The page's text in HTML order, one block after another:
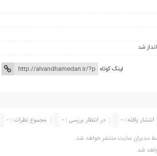
شد
لینک کوتاه
مجموع نظرات : 0 در انتظار بررسی : 0 انتشار یافته : 0
مدیران سایت منتشر خواهد شد.
شد.